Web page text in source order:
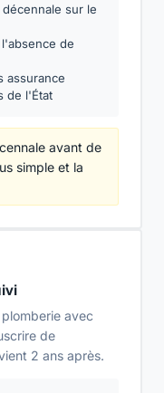
sur le
de
assurance
de l'État
avant de
simple et la
avec
de
2 ans après.